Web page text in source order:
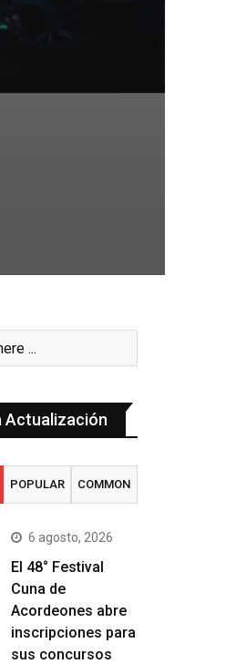
Actualización
POPULAR COMMON
6 agosto, 2026
El 48° Festival
Cuna de
Acordeones abre
inscripciones para
sus concursos